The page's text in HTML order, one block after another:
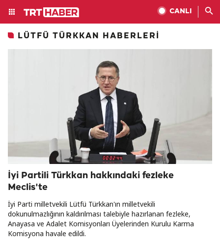
CANLI
LÜTFÜ TÜRKKAN HABERLERI
İyi Partili Türkkan hakkındaki fezleke
Meclis'te
İyi Parti milletvekili Lütfü Türkkan'ın milletvekili
dokunulmazlığının kaldırılması talebiyle hazırlanan fezleke,
Anayasa ve Adalet Komisyonları Üyelerinden Kurulu Karma
Komisyona havale edildi.